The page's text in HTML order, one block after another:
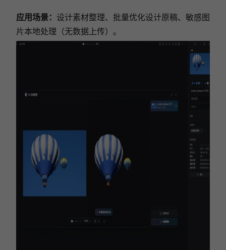
应用场景： 设计素材整理、批量优化设计原稿、敏感图
片本地处理（无数据上传）。